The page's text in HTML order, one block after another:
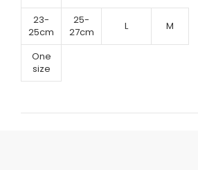
23-
25cm
25-
27cm
L M
One
size